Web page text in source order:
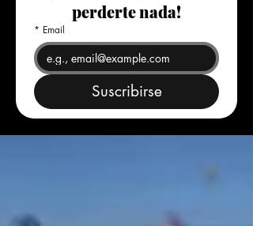
perderte nada!
* Email
Suscribirse